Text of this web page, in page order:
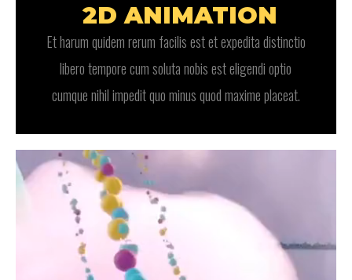
2D ANIMATION
Et harum quidem rerum facilis est et expedita distinctio
libero tempore cum soluta nobis est eligendi optio
cumque nihil impedit quo minus quod maxime placeat.
Player